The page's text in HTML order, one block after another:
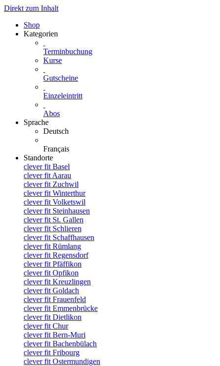
Direkt zum Inhalt
Shop
Kategorien
Terminbuchung
Kurse
Gutscheine
Einzeleintritt
Abos
Sprache
Deutsch
Français
Standorte
clever fit Basel
clever fit Aarau
clever fit Zuchwil
clever fit Winterthur
clever fit Volketswil
clever fit Steinhausen
clever fit St. Gallen
clever fit Schlieren
clever fit Schaffhausen
clever fit Rümlang
clever fit Regensdorf
clever fit Pfäffikon
clever fit Opfikon
clever fit Kreuzlingen
clever fit Goldach
clever fit Frauenfeld
clever fit Emmenbrücke
clever fit Dietlikon
clever fit Chur
clever fit Bern-Muri
clever fit Bachenbülach
clever fit Fribourg
clever fit Ostermundigen